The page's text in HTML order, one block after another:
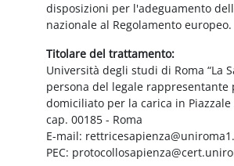
disposizioni per l'adeguamento
nazionale al Regolamento europeo.
Titolare del trattamento:
Università degli studi di Roma “La
persona del legale rappresentante
domiciliato per la carica in
cap. 00185 - Roma
E-mail:
PEC: